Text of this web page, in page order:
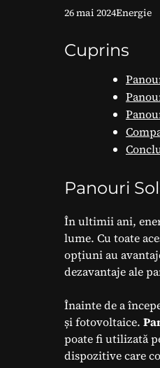
26 mai 2024Energie
Cuprins
Panouri
În ultimii ani,
lume. Cu toate
opțiuni au
dezavantaje ale
Înainte de a
și fotovoltaice.
poate fi utilizată
dispozitive care